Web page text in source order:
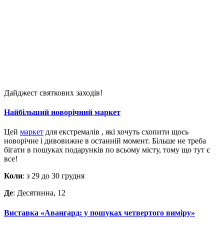
Дайджест святкових заходів!
Найбільший новорічний маркет
Цей маркет для екстремалів , які хочуть схопити щось
новорічне і дивовижне в останній момент. Більше не треба
бігати в пошуках подарунків по всьому місту, тому що тут є
все!
Коли: з 29 до 30 грудня
Де: Десятинна, 12
Виставка «Авангард: у пошуках четвертого виміру»